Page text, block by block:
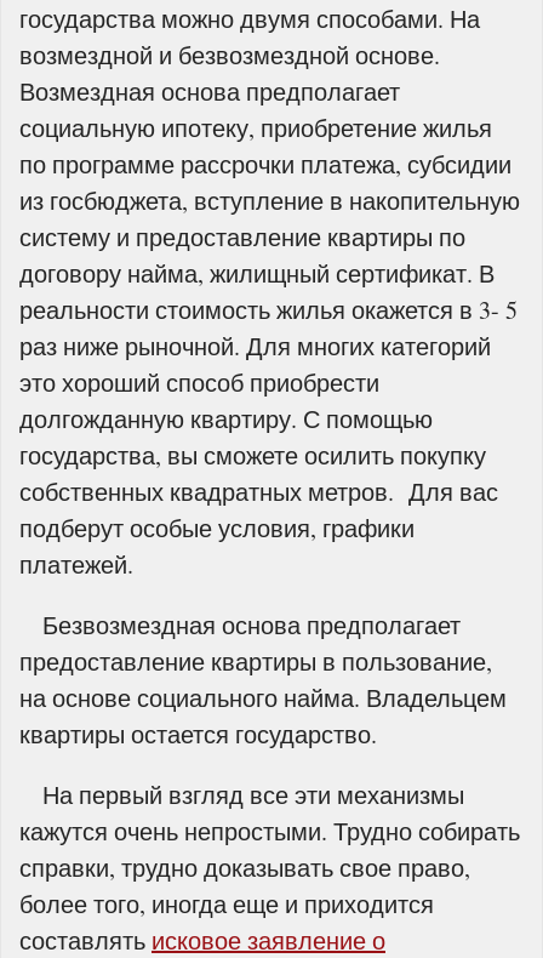
государства можно двумя способами. На
возмездной и безвозмездной основе.
Возмездная основа предполагает
социальную ипотеку, приобретение жилья
по программе рассрочки платежа, субсидии
из госбюджета, вступление в накопительную
систему и предоставление квартиры по
договору найма, жилищный сертификат. В
реальности стоимость жилья окажется в 3- 5
раз ниже рыночной. Для многих категорий
это хороший способ приобрести
долгожданную квартиру. С помощью
государства, вы сможете осилить покупку
собственных квадратных метров. Для вас
подберут особые условия, графики
платежей.
Безвозмездная основа предполагает
предоставление квартиры в пользование,
на основе социального найма. Владельцем
квартиры остается государство.
На первый взгляд все эти механизмы
кажутся очень непростыми. Трудно собирать
справки, трудно доказывать свое право,
более того, иногда еще и приходится
составлять исковое заявление о